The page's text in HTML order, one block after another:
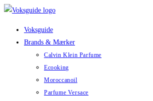
Skip
Voksguide
Brands & Mærker
Calvin Klein Parfume
Ecooking
Moroccanoil
Parfume Versace